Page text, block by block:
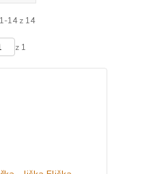
14 z 14
z 1